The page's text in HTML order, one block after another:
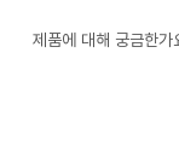
제품에 대해 궁금한